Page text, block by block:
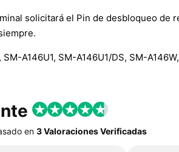
solicitará el Pin de desbloqueo de
A146U1, SM-A146U1/DS, SM-
en 3 Valoraciones Verificadas